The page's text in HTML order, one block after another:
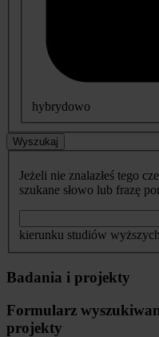
hybrydowo
Wyszukaj
Jeżeli nie znalazłeś tego
szukane słowo lub frazę
kierunku studiów
Badania i projekty
Formularz
projekty